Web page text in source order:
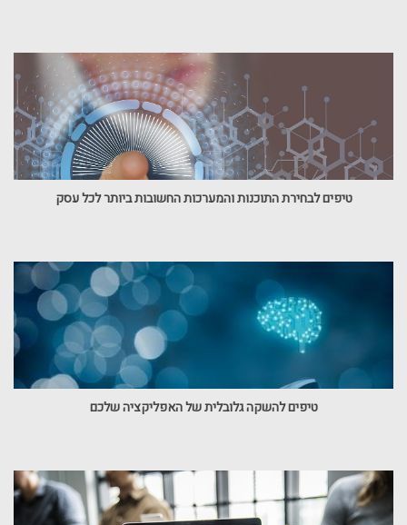
טיפים לבחירת התוכנות והמערכות החשובות ביותר לכל עסק
טיפים להשקה גלובלית של האפליקציה שלכם